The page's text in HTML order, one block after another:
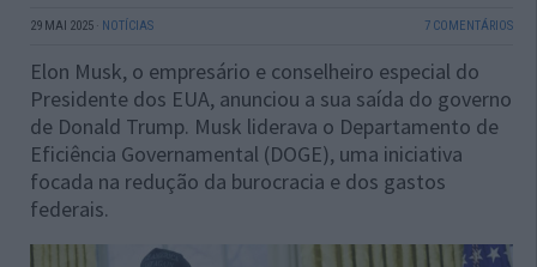
29 MAI 2025 · NOTÍCIAS 7 COMENTÁRIOS
Elon Musk, o empresário e conselheiro especial do
Presidente dos EUA, anunciou a sua saída do governo
de Donald Trump. Musk liderava o Departamento de
Eficiência Governamental (DOGE), uma iniciativa
focada na redução da burocracia e dos gastos
federais.